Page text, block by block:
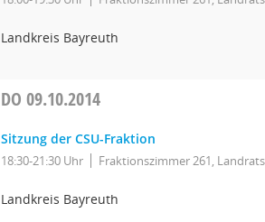
Landkreis Bayreuth
DO 09.10.2014
Sitzung der CSU-Fraktion
18:30-21:30 Uhr Fraktionszimmer 261,
Landkreis Bayreuth